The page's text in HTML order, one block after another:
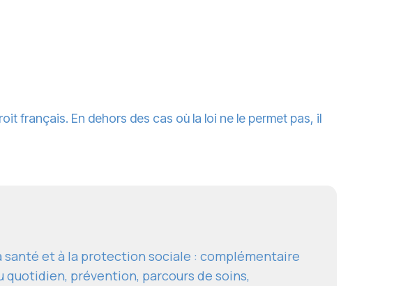
français. En dehors des cas où la loi ne le permet pas, il
et à la protection sociale : complémentaire
quotidien, prévention, parcours de soins,